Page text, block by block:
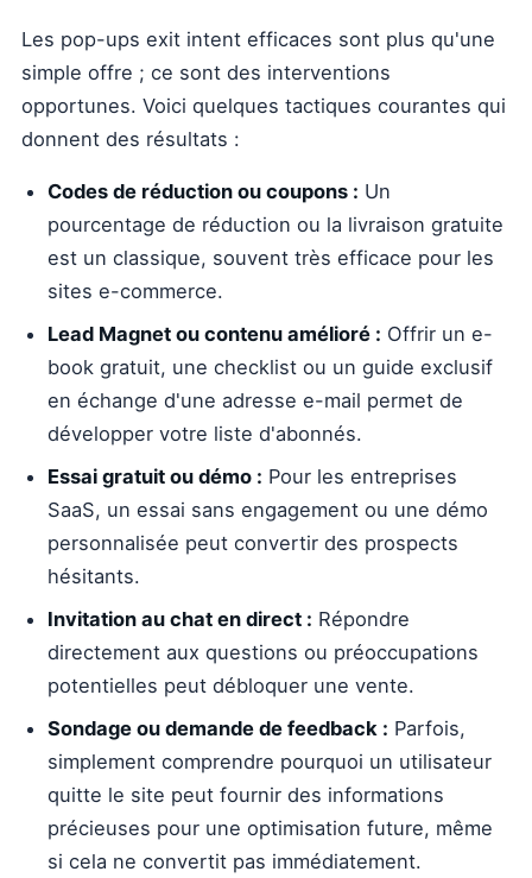
Les pop-ups exit intent efficaces sont plus qu'une
simple offre ; ce sont des interventions
opportunes. Voici quelques tactiques courantes qui
donnent des résultats :
Codes de réduction ou coupons : Un
pourcentage de réduction ou la livraison gratuite
est un classique, souvent très efficace pour les
sites e-commerce.
Lead Magnet ou contenu amélioré : Offrir un e-
book gratuit, une checklist ou un guide exclusif
en échange d'une adresse e-mail permet de
développer votre liste d'abonnés.
Essai gratuit ou démo : Pour les entreprises
SaaS, un essai sans engagement ou une démo
personnalisée peut convertir des prospects
hésitants.
Invitation au chat en direct : Répondre
directement aux questions ou préoccupations
potentielles peut débloquer une vente.
Sondage ou demande de feedback : Parfois,
simplement comprendre pourquoi un utilisateur
quitte le site peut fournir des informations
précieuses pour une optimisation future, même
si cela ne convertit pas immédiatement.